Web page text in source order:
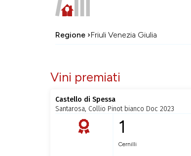
Regione ›Friuli Venezia Giulia
Vini premiati
Castello di Spessa
Santarosa, Collio Pinot bianco Doc 2023
1
Cernilli